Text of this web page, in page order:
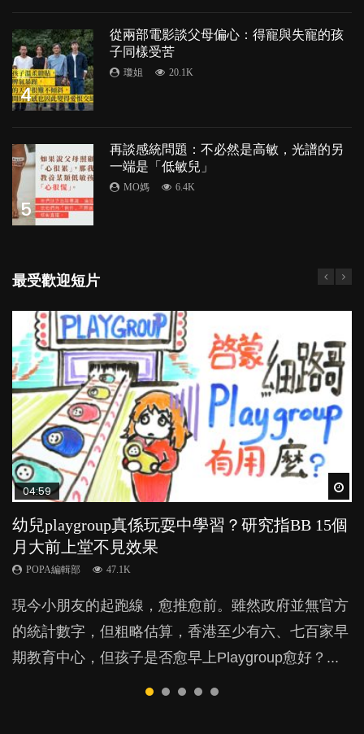
4
從兩部電影談父母偏心：得寵與失寵的孩
子同樣受苦
瓊姐 20.1K
5
再談感統問題：不必然是高敏，光譜的另
一端是「低敏兒」
MO媽 6.4K
最受歡迎短片
04:59
幼兒playgroup真係玩耍中學習？研究指BB 15個
月大前上堂不見效果
POPA編輯部 47.1K
現今小朋友的起跑線，愈推愈前。雖然政府並無官方
的統計數字，但粗略估算，香港至少有六、七百家早
期教育中心，但孩子是否愈早上Playgroup愈好？...
03:39
幼稚園遊戲課 如何刺激幼兒自發學習取代獎勵
與懲罰？
POPA編輯部 33.1K
由美國學者所創的 tools of the mind 課程，學生以遊
戲方式學習，學術能力和自制能力亦明顯比其他小朋
友優勝，到底這課程有何特別之處？...
03:02
老公患產後憂鬱症對BB的影響
POPA編輯部 15.9K
鬱，影響日常生活，嚴重的甚至會有自殺，或傷害小
朋友的念頭。但為何爸爸患上產後抑鬱往往難以察
覺？...
04:06
全職好？在職好？｜全職媽媽與在職媽媽的壓
力與價值
POPA編輯部 25.8K
許多媽媽心底可能都有一刻掙扎過：究竟全職好，還
是在職好。雖說每個家庭都有自己的獨特狀況和考慮
因素，但原來全職和在職媽媽所養育的子女其實都各
03:41
BB口腔期乜都放入口，父母該制止還是放手？
POPA編輯部 25.5K
成吮手指的習慣，大個就很難戒，但原來一刀切阻止
他們放東西入口，隨時會影響孩子的身心發展？...